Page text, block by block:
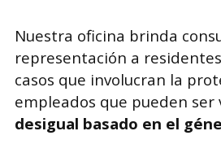
Nuestra oficina brinda
representación a
casos que involucran la
empleados que pueden ser
desigual basado en el